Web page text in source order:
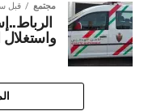
مجتمع قبل